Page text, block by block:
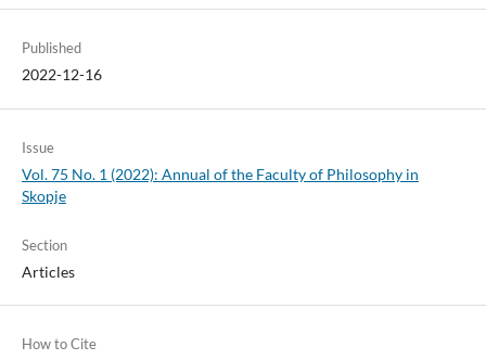
Published
2022-12-16
Issue
Vol. 75 No. 1 (2022): Annual of the Faculty of Philosophy in
Skopje
Section
Articles
How to Cite